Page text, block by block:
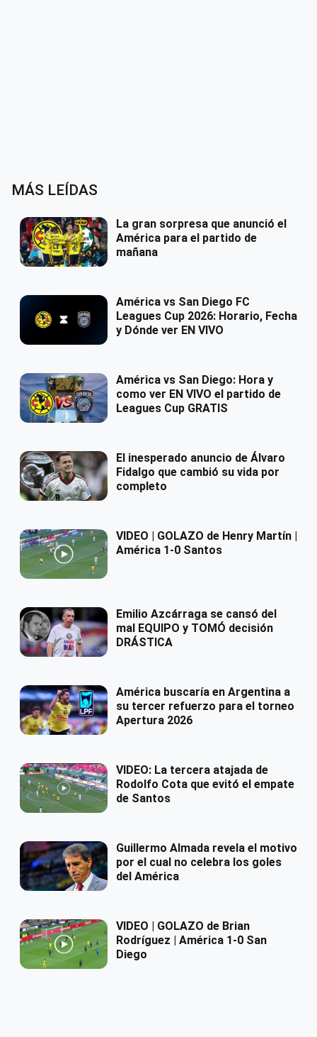
MÁS LEÍDAS
La gran sorpresa que anunció el
América para el partido de
mañana
América vs San Diego FC
Leagues Cup 2026: Horario, Fecha
y Dónde ver EN VIVO
América vs San Diego: Hora y
como ver EN VIVO el partido de
Leagues Cup GRATIS
El inesperado anuncio de Álvaro
Fidalgo que cambió su vida por
completo
VIDEO | GOLAZO de Henry Martín |
América 1-0 Santos
Emilio Azcárraga se cansó del
mal EQUIPO y TOMÓ decisión
DRÁSTICA
América buscaría en Argentina a
su tercer refuerzo para el torneo
Apertura 2026
VIDEO: La tercera atajada de
Rodolfo Cota que evitó el empate
de Santos
Guillermo Almada revela el motivo
por el cual no celebra los goles
del América
VIDEO | GOLAZO de Brian
Rodríguez | América 1-0 San
Diego